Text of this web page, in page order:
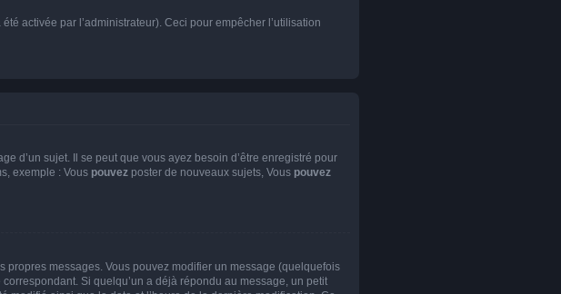
activée par l’administrateur). Ceci pour empêcher l’utilisation
d’un sujet. Il se peut que vous ayez besoin d’être enregistré pour
exemple : Vous pouvez poster de nouveaux sujets, Vous pouvez
propres messages. Vous pouvez modifier un message (quelquefois
Si quelqu’un a déjà répondu au message, un petit